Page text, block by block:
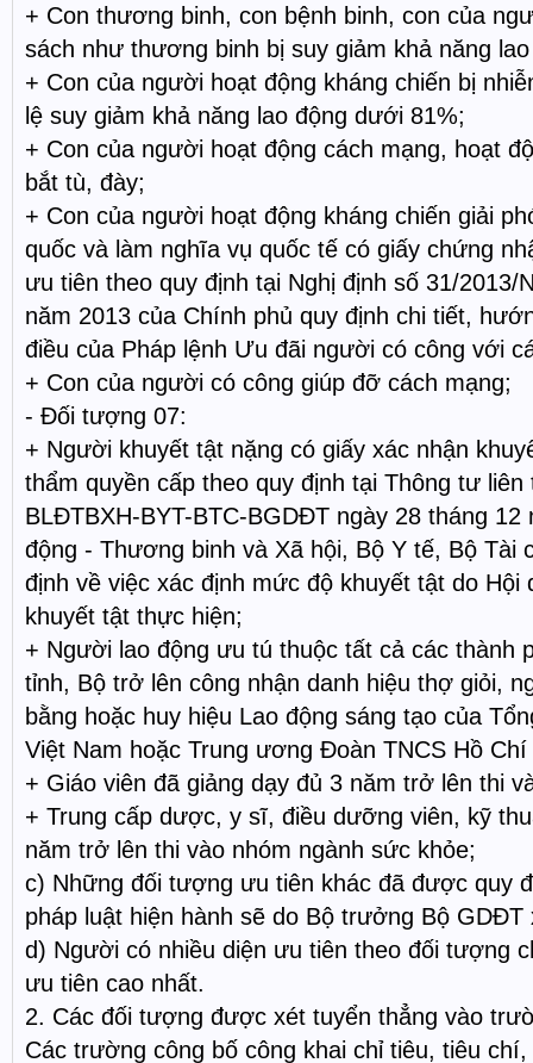
+ Con thương binh, con bệnh binh, con của
sách như thương binh bị suy giảm khả năng
+ Con của người hoạt động kháng chiến bị
lệ suy giảm khả năng lao động dưới 81%;
+ Con của người hoạt động cách mạng, hoạt
bắt tù, đày;
+ Con của người hoạt động kháng chiến giải
quốc và làm nghĩa vụ quốc tế có giấy chứng
ưu tiên theo quy định tại Nghị định số 31/2013/
năm 2013 của Chính phủ quy định chi tiết,
điều của Pháp lệnh Ưu đãi người có công với
+ Con của người có công giúp đỡ cách mạng;
- Đối tượng 07:
+ Người khuyết tật nặng có giấy xác nhận
thẩm quyền cấp theo quy định tại Thông tư liên
BLĐTBXH-BYT-BTC-BGDĐT ngày 28 tháng 12
động - Thương binh và Xã hội, Bộ Y tế, Bộ Tài
định về việc xác định mức độ khuyết tật do Hội
khuyết tật thực hiện;
+ Người lao động ưu tú thuộc tất cả các thành
tỉnh, Bộ trở lên công nhận danh hiệu thợ giỏi,
bằng hoặc huy hiệu Lao động sáng tạo của
Việt Nam hoặc Trung ương Đoàn TNCS Hồ Chí
+ Giáo viên đã giảng dạy đủ 3 năm trở lên thi
+ Trung cấp dược, y sĩ, điều dưỡng viên, kỹ
năm trở lên thi vào nhóm ngành sức khỏe;
c) Những đối tượng ưu tiên khác đã được quy
pháp luật hiện hành sẽ do Bộ trưởng Bộ GDĐT
d) Người có nhiều diện ưu tiên theo đối tượng
ưu tiên cao nhất.
2. Các đối tượng được xét tuyển thẳng vào
Các trường công bố công khai chỉ tiêu, tiêu